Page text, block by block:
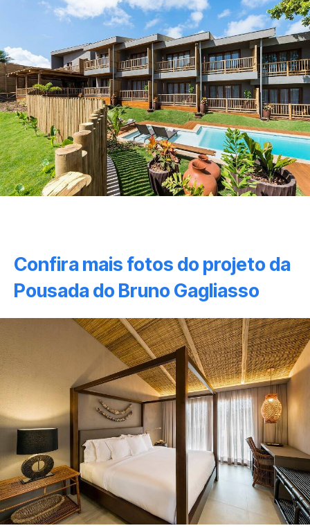
Confira mais fotos do projeto da
Pousada do Bruno Gagliasso